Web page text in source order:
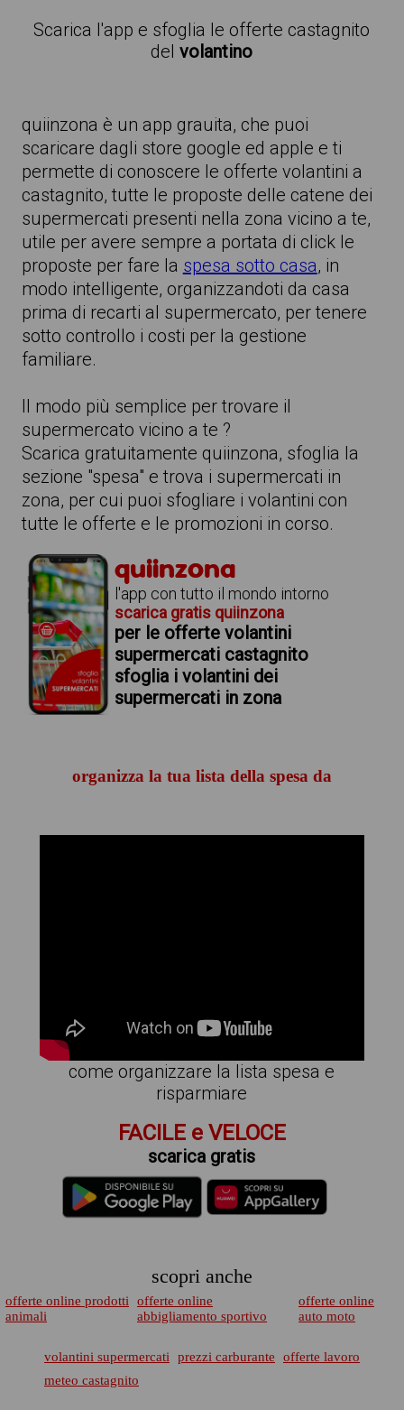
Scarica l'app e sfoglia le offerte castagnito
delvolantino
quiinzona è un app grauita, che puoi
scaricare dagli store google ed apple e ti
permette di conoscere le offerte volantini a
castagnito, tutte le proposte delle catene dei
supermercati presenti nella zona vicino a te,
utile per avere sempre a portata di click le
proposte per fare la spesa sotto casa, in
modo intelligente, organizzandoti da casa
prima di recarti al supermercato, per tenere
sotto controllo i costi per la gestione
familiare.
Il modo più semplice per trovare il
supermercato vicino a te ?
Scarica gratuitamente quiinzona, sfoglia la
sezione "spesa" e trova i supermercati in
zona, per cui puoi sfogliare i volantini con
tutte le offerte e le promozioni in corso.
quiinzona
l'app con tutto il mondo intorno
scarica gratis quiinzona
per le offerte volantini
supermercati castagnito
sfoglia i volantini dei
supermercati in zona
organizza la tua lista della spesa da
come organizzare la lista spesa e
risparmiare
FACILE e VELOCE
scarica gratis
scopri anche
offerte online prodotti
animali
offerte online
abbigliamento sportivo
offerte online
auto moto
volantini supermercati prezzi carburante
offerte lavoro
meteo castagnito